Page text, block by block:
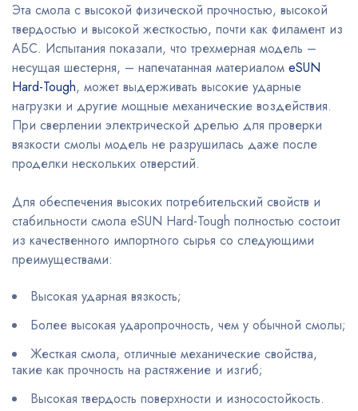
Эта смола с высокой физической прочностью, высокой
твердостью и высокой жесткостью, почти как филамент из
АБС. Испытания показали, что трехмерная модель –
несущая шестерня, – напечатанная материалом eSUN
Hard-Tough, может выдерживать высокие ударные
нагрузки и другие мощные механические воздействия.
При сверлении электрической дрелью для проверки
вязкости смолы модель не разрушилась даже после
проделки нескольких отверстий.
Для обеспечения высоких потребительский свойств и
стабильности смола eSUN Hard-Tough полностью состоит
из качественного импортного сырья со следующими
преимуществами:
Высокая ударная вязкость;
Более высокая ударопрочность, чем у обычной смолы;
Жесткая смола, отличные механические свойства,
такие как прочность на растяжение и изгиб;
Высокая твердость поверхности и износостойкость.